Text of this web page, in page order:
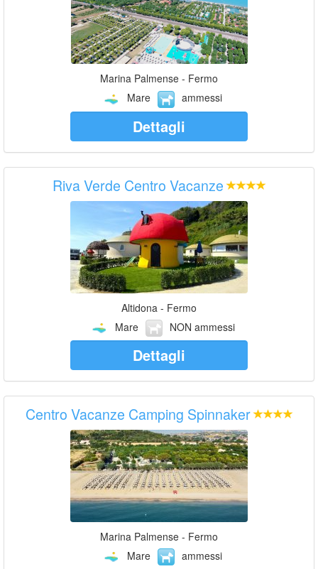
Marina Palmense - Fermo
Mare
ammessi
Dettagli
Riva Verde Centro Vacanze
Altidona - Fermo
Mare
NON ammessi
Dettagli
Centro Vacanze Camping Spinnaker
Marina Palmense - Fermo
Mare
ammessi